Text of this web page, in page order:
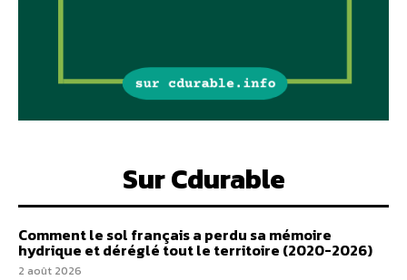
Sur Cdurable
Comment le sol français a perdu sa mémoire
hydrique et déréglé tout le territoire (2020-2026)
2 août 2026